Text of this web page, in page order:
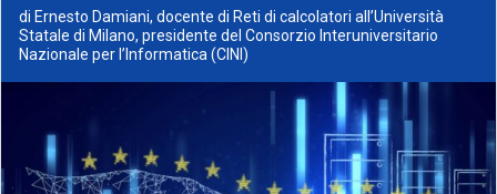
di Ernesto Damiani, docente di Reti di calcolatori all’Università
Statale di Milano, presidente del Consorzio Interuniversitario
Nazionale per l’Informatica (CINI)